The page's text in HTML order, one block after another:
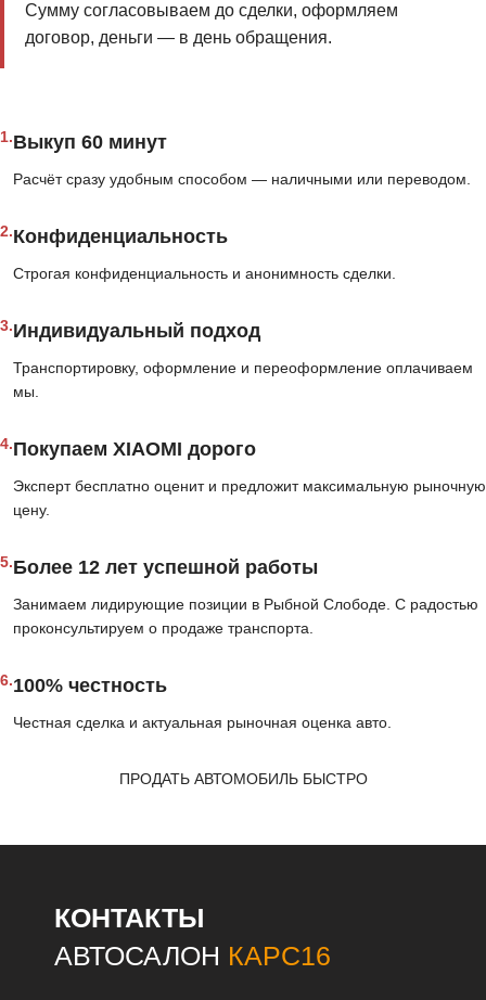
Сумму согласовываем до сделки, оформляем
договор, деньги — в день обращения.
1.Выкуп 60 минут
Расчёт сразу удобным способом — наличными или переводом.
2.Конфиденциальность
Строгая конфиденциальность и анонимность сделки.
3.Индивидуальный подход
Транспортировку, оформление и переоформление оплачиваем
мы.
4.Покупаем XIAOMI дорого
Эксперт бесплатно оценит и предложит максимальную рыночную
цену.
5.Более 12 лет успешной работы
Занимаем лидирующие позиции в Рыбной Слободе. С радостью
проконсультируем о продаже транспорта.
6.100% честность
Честная сделка и актуальная рыночная оценка авто.
ПРОДАТЬ АВТОМОБИЛЬ БЫСТРО
КОНТАКТЫ
АВТОСАЛОН КАРС16